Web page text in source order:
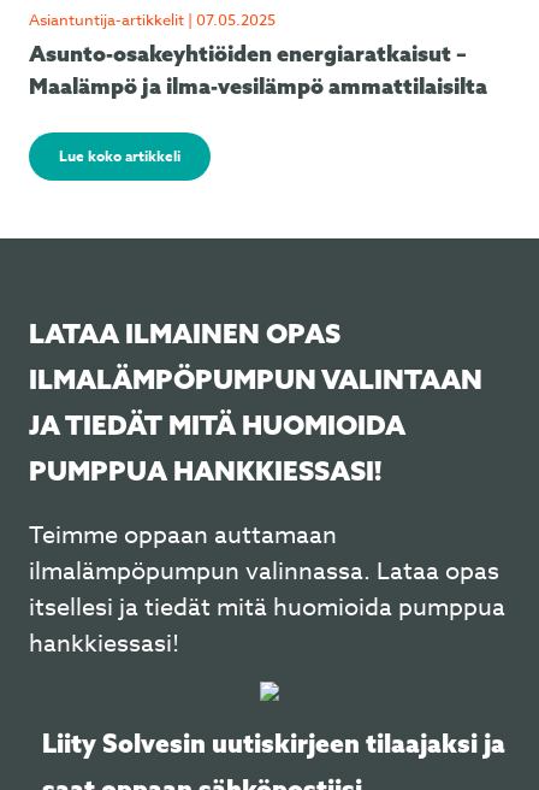
Asiantuntija-artikkelit | 07.05.2025
Asunto-osakeyhtiöiden energiaratkaisut –
Maalämpö ja ilma-vesilämpö ammattilaisilta
Lue koko artikkeli
LATAA ILMAINEN OPAS
ILMALÄMPÖPUMPUN VALINTAAN
JA TIEDÄT MITÄ HUOMIOIDA
PUMPPUA HANKKIESSASI!
Teimme oppaan auttamaan
ilmalämpöpumpun valinnassa. Lataa opas
itsellesi ja tiedät mitä huomioida pumppua
hankkiessasi!
Liity Solvesin uutiskirjeen tilaajaksi ja